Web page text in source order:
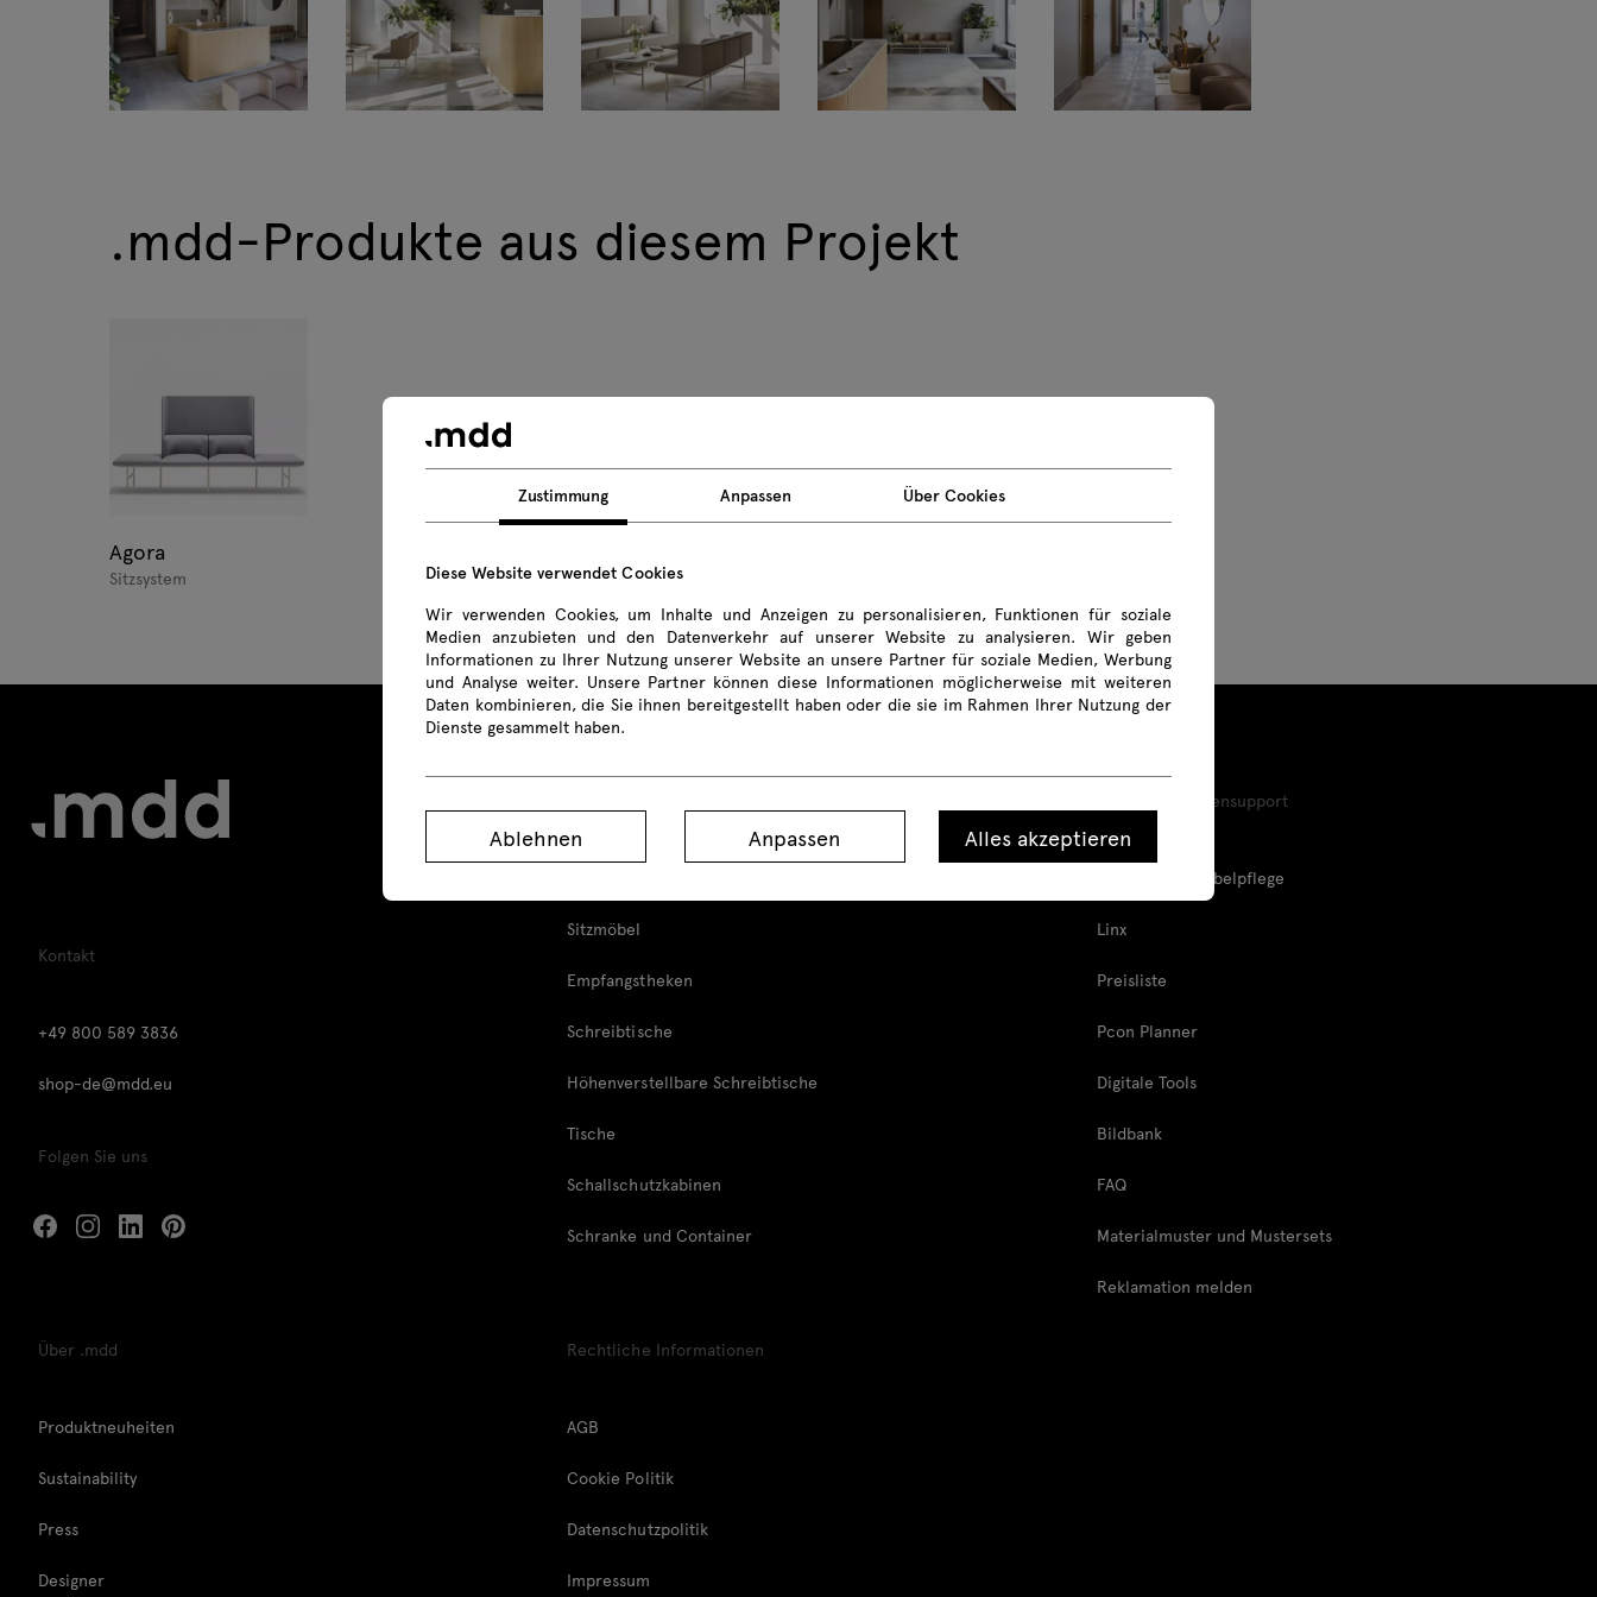
Tamo
.mdd-Produkte aus diesem Projekt
Agora
Sitzsystem
Kontakt
+49 800 589 3836
shop-de@mdd.eu
Folgen Sie uns
Sitzmöbel
Empfangstheken
Schreibtische
Höhenverstellbare Schreibtische
Tische
Schallschutzkabinen
Schranke und Container
Tools und Kundensupport
Die richtige Möbelpflege
Linx
Preisliste
Pcon Planner
Digitale Tools
Bildbank
FAQ
Materialmuster und Mustersets
Reklamation melden
Über .mdd
Produktneuheiten
Sustainability
Press
Designer
Rechtliche Informationen
AGB
Cookie Politik
Datenschutzpolitik
Impressum
Zustimmung Anpassen Über Cookies
Diese Website verwendet Cookies
Wir verwenden Cookies, um Inhalte und Anzeigen zu personalisieren, Funktionen für soziale
Medien anzubieten und den Datenverkehr auf unserer Website zu analysieren. Wir geben
Informationen zu Ihrer Nutzung unserer Website an unsere Partner für soziale Medien, Werbung
und Analyse weiter. Unsere Partner können diese Informationen möglicherweise mit weiteren
Daten kombinieren, die Sie ihnen bereitgestellt haben oder die sie im Rahmen Ihrer Nutzung der
Dienste gesammelt haben.
Ablehnen Anpassen Alles akzeptieren